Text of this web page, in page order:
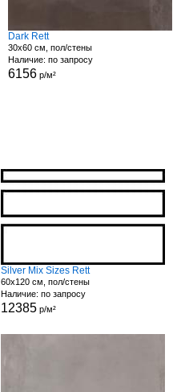
Dark Rett
30x60 см, пол/стены
Наличие: по запросу
6156 р/м²
Silver Mix Sizes Rett
60x120 см, пол/стены
Наличие: по запросу
12385 р/м²